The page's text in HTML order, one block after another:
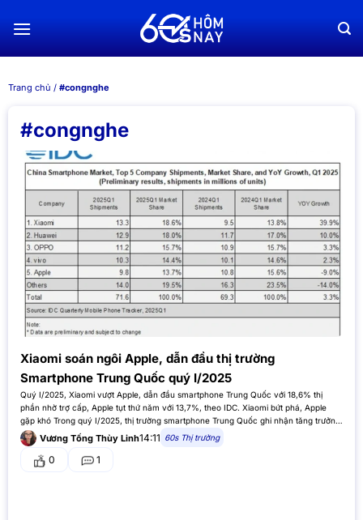
đến
Trang chủ / #congnghe
#congnghe
Xiaomi soán ngôi Apple, dẫn đầu thị trường
Smartphone Trung Quốc quý I/2025
Quý I/2025, Xiaomi vượt Apple, dẫn đầu smartphone Trung Quốc với 18,6% thị
phần nhờ trợ cấp, Apple tụt thứ năm với 13,7%, theo IDC. Xiaomi bứt phá, Apple
gặp khó Trong quý I/2025, thị trường smartphone Trung Quốc ghi nhận tăng trưởng
3,3%, đạt tổng cộng 71,6 triệu máy,…
Vương Tống Thùy Linh14:11 60s Thị trường
0 1